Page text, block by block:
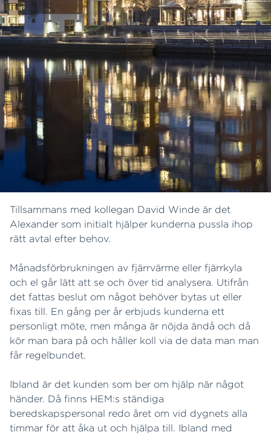
Tillsammans med kollegan David Winde är det
Alexander som initialt hjälper kunderna pussla ihop
rätt avtal efter behov.
Månadsförbrukningen av fjärrvärme eller fjärrkyla
och el går lätt att se och över tid analysera. Utifrån
det fattas beslut om något behöver bytas ut eller
fixas till. En gång per år erbjuds kunderna ett
personligt möte, men många är nöjda ändå och då
kör man bara på och håller koll via de data man man
får regelbundet.
Ibland är det kunden som ber om hjälp när något
händer. Då finns HEM:s ständiga
beredskapspersonal redo året om vid dygnets alla
timmar för att åka ut och hjälpa till. Ibland med